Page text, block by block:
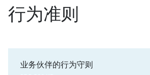
行为准则
业务伙伴的行为守则